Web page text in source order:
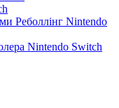
Реболлінг Nintendo
Nintendo Switch